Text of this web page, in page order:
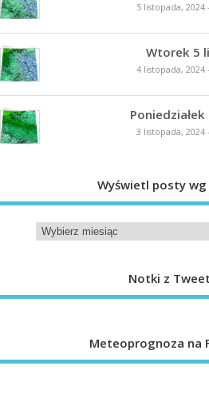
5 listopada, 2024-
Wtorek 5
4 listopada, 2024-
3 listopada, 2024-
Wyświetl posty
Notki z
Meteoprognoza na